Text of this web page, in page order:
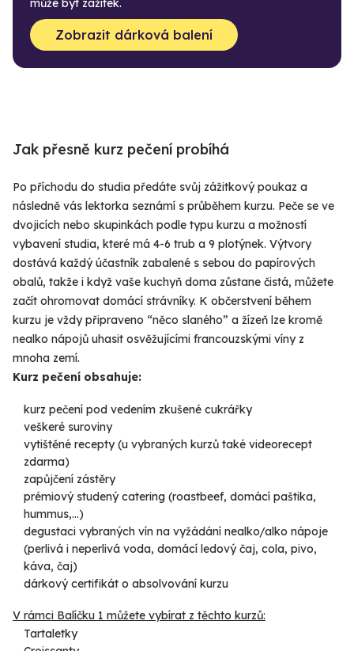
může být zážitek.
Zobrazit dárková balení
Jak přesně kurz pečení probíhá
Po příchodu do studia předáte svůj zážitkový poukaz a
následně vás lektorka seznámí s průběhem kurzu. Peče se ve
dvojicích nebo skupinkách podle typu kurzu a možností
vybavení studia, které má 4-6 trub a 9 plotýnek. Výtvory
dostává každý účastník zabalené s sebou do papírových
obalů, takže i když vaše kuchyň doma zůstane čistá, můžete
začít ohromovat domácí strávníky. K občerstvení během
kurzu je vždy připraveno “něco slaného” a žízeň lze kromě
nealko nápojů uhasit osvěžujícími francouzskými víny z
mnoha zemí.
Kurz pečení obsahuje:
kurz pečení pod vedením zkušené cukrářky
veškeré suroviny
vytištěné recepty (u vybraných kurzů také videorecept
zdarma)
zapůjčení zástěry
prémiový studený catering (roastbeef, domácí paštika,
hummus,...)
degustaci vybraných vín na vyžádání nealko/alko nápoje
(perlivá i neperlivá voda, domácí ledový čaj, cola, pivo,
káva, čaj)
dárkový certifikát o absolvování kurzu
V rámci Balíčku 1 můžete vybírat z těchto kurzů:
Tartaletky